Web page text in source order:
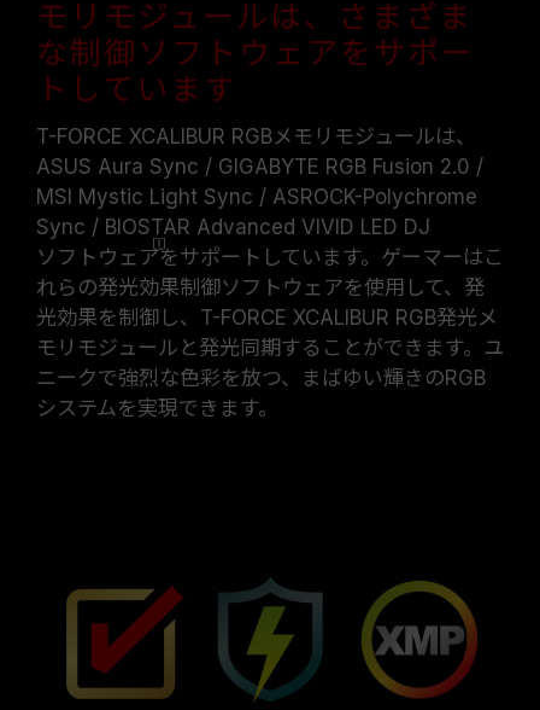
モリモジュールは、さまざま
な制御ソフトウェアをサポー
トしています
T-FORCE XCALIBUR RGBメモリモジュールは、
ASUS Aura Sync / GIGABYTE RGB Fusion 2.0 /
MSI Mystic Light Sync / ASROCK-Polychrome
Sync / BIOSTAR Advanced VIVID LED DJ
ソフトウェアをサポートしています。ゲーマーはこ
れらの発光効果制御ソフトウェアを使用して、発
光効果を制御し、T-FORCE XCALIBUR RGB発光メ
モリモジュールと発光同期することができます。ユ
ニークで強烈な色彩を放つ、まばゆい輝きのRGB
システムを実現できます。